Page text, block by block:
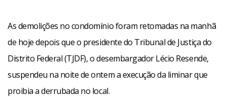
As demolições no condomínio foram retomadas na manhã
de hoje depois que o presidente do Tribunal de Justiça do
Distrito Federal (TJDF), o desembargador Lécio Resende,
suspendeu na noite de ontem a execução da liminar que
proibia a derrubada no local.